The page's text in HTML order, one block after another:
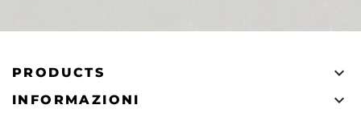
PRODUCTS 
INFORMAZIONI 